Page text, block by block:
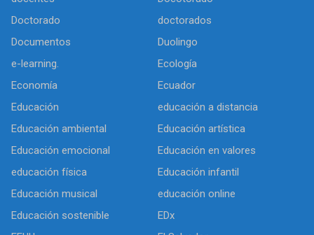
Doctorado
doctorados
Documentos
Duolingo
e-learning.
Ecología
Economía
Ecuador
Educación
educación a distancia
Educación ambiental
Educación artística
Educación emocional
Educación en valores
educación física
Educación infantil
Educación musical
educación online
Educación sostenible
EDx